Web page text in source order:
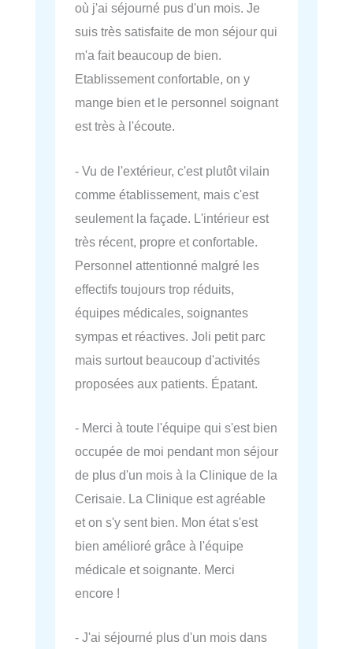
où j'ai séjourné pus d'un mois. Je
suis très satisfaite de mon séjour qui
m'a fait beaucoup de bien.
Etablissement confortable, on y
mange bien et le personnel soignant
est très à l'écoute.
- Vu de l'extérieur, c'est plutôt vilain
comme établissement, mais c'est
seulement la façade. L'intérieur est
très récent, propre et confortable.
Personnel attentionné malgré les
effectifs toujours trop réduits,
équipes médicales, soignantes
sympas et réactives. Joli petit parc
mais surtout beaucoup d'activités
proposées aux patients. Épatant.
- Merci à toute l'équipe qui s'est bien
occupée de moi pendant mon séjour
de plus d'un mois à la Clinique de la
Cerisaie. La Clinique est agréable
et on s'y sent bien. Mon état s'est
bien amélioré grâce à l'équipe
médicale et soignante. Merci
encore !
- J'ai séjourné plus d'un mois dans